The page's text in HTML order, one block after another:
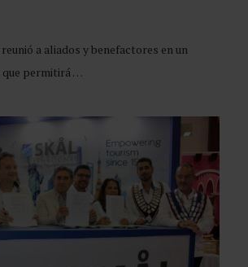
a aliados y benefactores en un
que permitirá …